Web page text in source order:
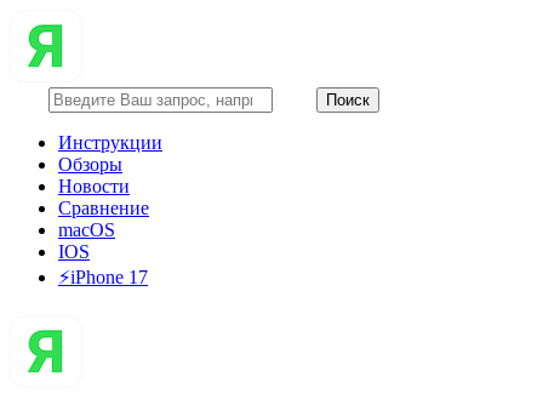
Инструкции
Обзоры
Новости
Сравнение
macOS
IOS
⚡️iPhone 17